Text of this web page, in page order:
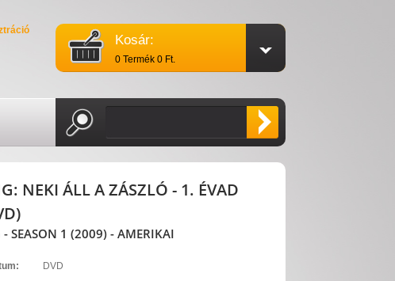
Kosár:
0 Termék 0 Ft.
NEKI ÁLL A ZÁSZLÓ - 1. ÉVAD
- SEASON 1 (2009) - AMERIKAI
DVD